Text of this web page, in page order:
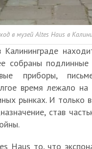
в музей Altes Haus в
Калининграде
подлинные
приборы,
время лежало
рынках. И только
став
Haus то, что